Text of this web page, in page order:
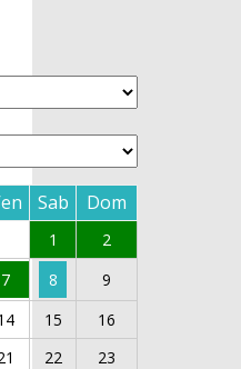
Sab Dom
1
2
7 8
9
15
16
22
23